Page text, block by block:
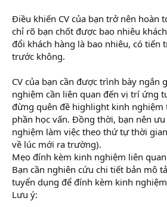
Điều khiến CV của bạn trở nên hoàn
chỉ rõ bạn chốt được bao nhiêu
đổi khách hàng là bao nhiêu, có tiến
trước không.
CV của bạn cần được trình bày ngắn
nghiệm cần liên quan đến vị trí ứng
đừng quên đề highlight kinh nghiệm
phần học vấn. Đồng thời, bạn nên
nghiệm làm việc theo thứ tự thời
về lúc mới ra trường).
Mẹo đính kèm kinh nghiệm liên
Bạn cần nghiên cứu chi tiết bản mô
tuyển dụng để đính kèm kinh
Lưu ý: